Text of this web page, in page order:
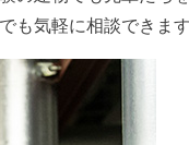
も気軽に相談できます